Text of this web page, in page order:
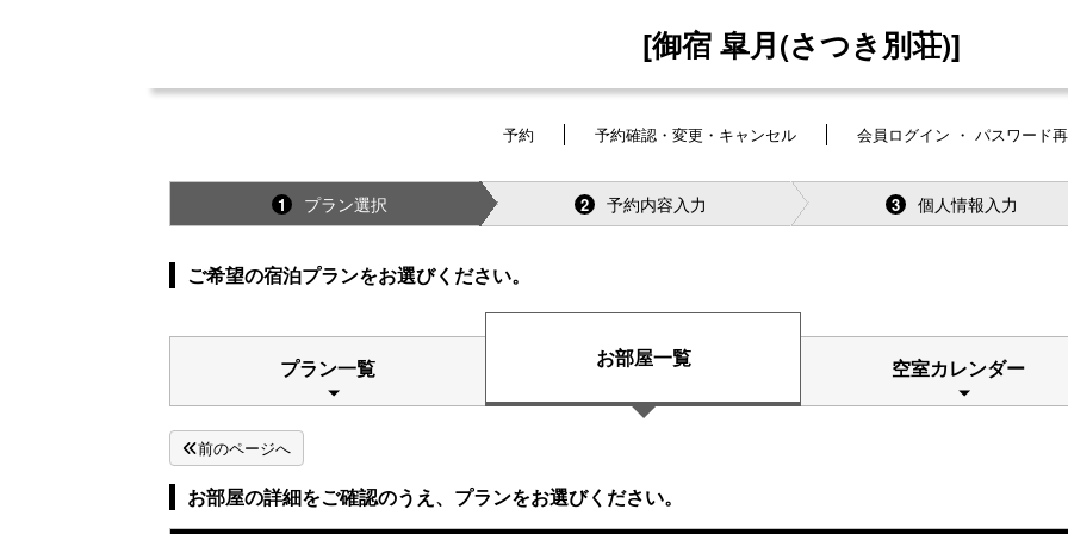
[御宿 皐月(さつき別荘)]
予約 予約確認・変更・キャンセル 会員ログイン ・ パスワード
1 プラン選択 2 予約内容入力 3 個人情報入力
ご希望の宿泊プランをお選びください。
プラン一覧 お部屋一覧 空室カレンダー
前のページへ
お部屋の詳細をご確認のうえ、プランをお選びください。